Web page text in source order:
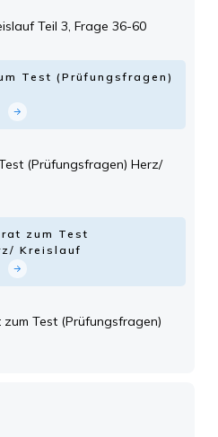
Teil 3, Frage 36-60
Test (Prüfungsfragen)
(Prüfungsfragen) Herz/
zum Test
Kreislauf
Test (Prüfungsfragen)